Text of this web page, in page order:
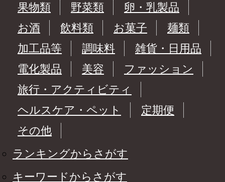
果物類
野菜類
卵・乳製品
お酒
飲料類 お菓子
麺類
加工品等
調味料
雑貨・日用品
電化製品
美容
ファッション
旅行・アクティビティ
ヘルスケア・ペット
定期便
その他
ランキングからさがす
キーワードからさがす